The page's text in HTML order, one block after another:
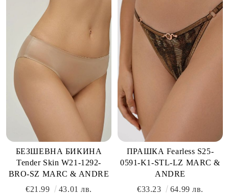
БЕЗШЕВНА БИКИНА
Tender Skin W21-1292-
BRO-SZ MARC & ANDRE
€21.99
43.01 лв.
ПРАШКА Fearless S25-
0591-K1-STL-LZ MARC &
ANDRE
€33.23
64.99 лв.